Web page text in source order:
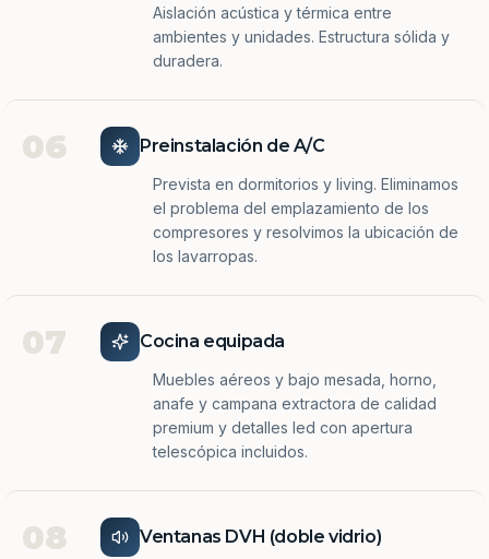
Aislación acústica y térmica entre
ambientes y unidades. Estructura sólida y
duradera.
06 Preinstalación de A/C
Prevista en dormitorios y living. Eliminamos
el problema del emplazamiento de los
compresores y resolvimos la ubicación de
los lavarropas.
07 Cocina equipada
Muebles aéreos y bajo mesada, horno,
anafe y campana extractora de calidad
premium y detalles led con apertura
telescópica incluidos.
08 Ventanas DVH (doble vidrio)